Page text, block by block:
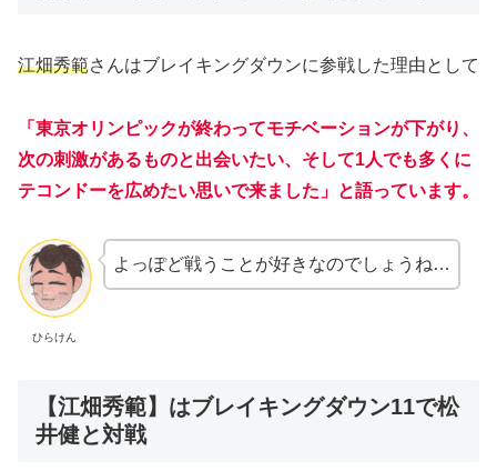
江畑秀範さんはブレイキングダウンに参戦した理由として
「東京オリンピックが終わってモチベーションが下がり、
次の刺激があるものと出会いたい、そして1人でも多くに
テコンドーを広めたい思いで来ました」と語っています。
ひらけん
よっぽど戦うことが好きなのでしょうね…
【江畑秀範】はブレイキングダウン11で松
井健と対戦